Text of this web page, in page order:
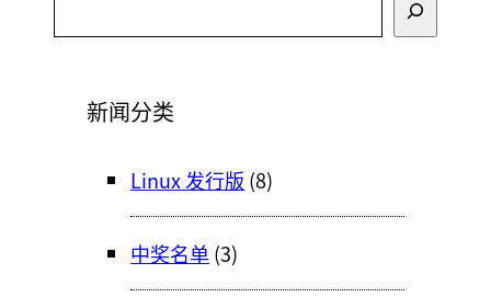
索
新闻分类
Linux 发行版 (8)
中奖名单 (3)